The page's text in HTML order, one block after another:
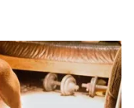
सुरक्षा मुद्दों, टेक
कवरेज पढ़ें। वैश्विक
बैठकों की